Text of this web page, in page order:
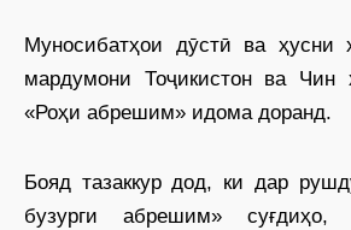
Муносибатҳои дӯстӣ ва ҳусни
мардумони Тоҷикистон ва Чин
«Роҳи абрешим» идома доранд.
Бояд тазаккур дод, ки дар
бузурги абрешим»